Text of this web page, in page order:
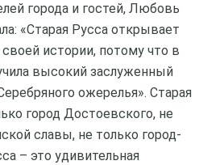
города и гостей, Любовь
«Старая Русса открывает
истории, потому что в
высокий заслуженный
ожерелья». Старая
город Достоевского, не
славы, не только город-
– это удивительная